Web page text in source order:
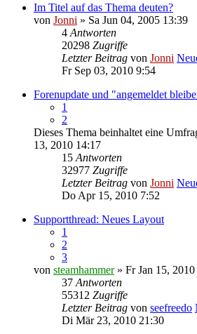
Im Titel auf das Thema deuten?
von Jonni » Sa Jun 04, 2005 13:39
4 Antworten
20298 Zugriffe
Letzter Beitrag von Jonni
Fr Sep 03, 2010 9:54
Forenupdate und "angemeldet
1
2
Dieses Thema beinhaltet eine
13, 2010 14:17
15 Antworten
32977 Zugriffe
Letzter Beitrag von Jonni
Do Apr 15, 2010 7:52
Supportthread: Neues Layout
1
2
3
von steamhammer» Fr Jan 15, 2010
37 Antworten
55312 Zugriffe
Letzter Beitrag von seefreedo
Di Mär 23, 2010 21:30